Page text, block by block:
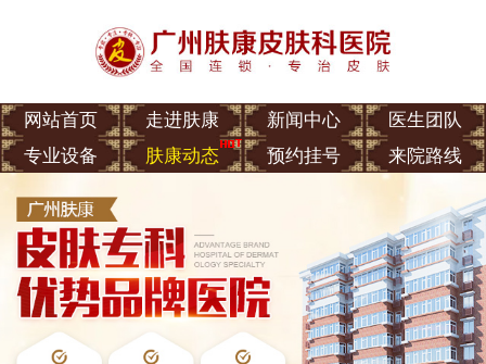
网站首页 走进肤康 新闻中心
医生团队
专业设备
肤康动态 预约挂号 来院路线